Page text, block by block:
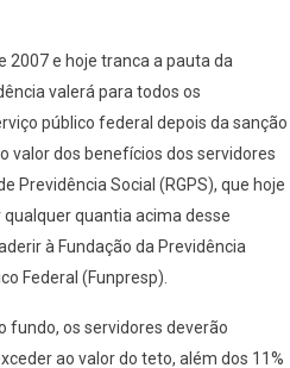
2007 e hoje tranca a pauta da
valerá para todos os
público federal depois da sanção
valor dos benefícios dos servidores
Previdência Social (RGPS), que hoje
qualquer quantia acima desse
à Fundação da Previdência
Federal (Funpresp).
fundo, os servidores deverão
ao valor do teto, além dos 11%